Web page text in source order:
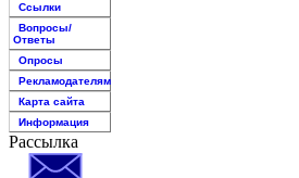
Ссылки
Вопросы/
Ответы
Опросы
Рекламодателям
Карта сайта
Информация
Рассылка